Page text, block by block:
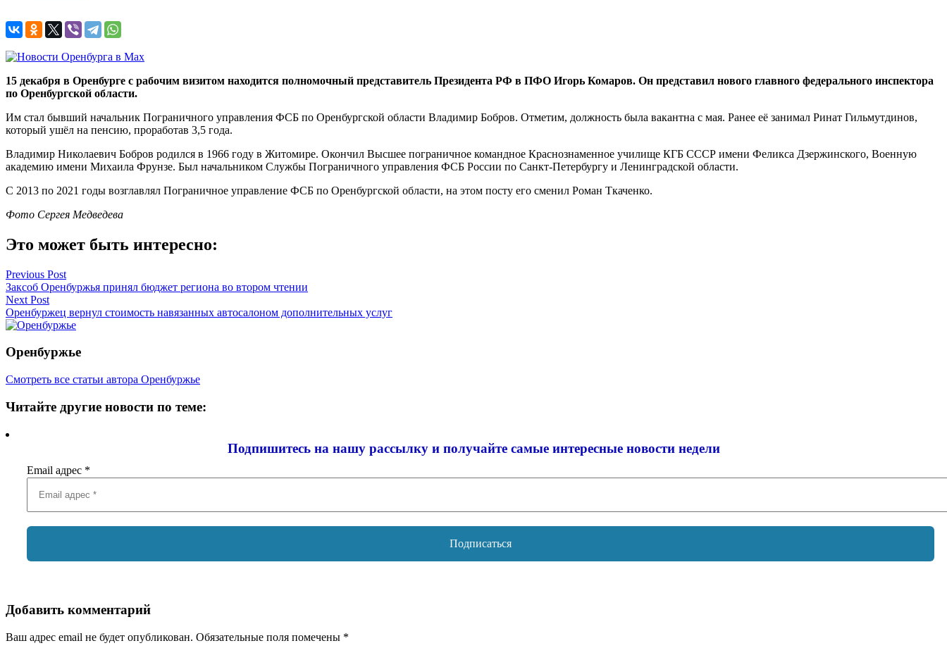
15 декабря в Оренбурге с рабочим визитом находится полномочный представитель Президента РФ в ПФО Игорь Комаров. Он представил нового главного федерального инспектора
по Оренбургской области.
Им стал бывший начальник Пограничного управления ФСБ по Оренбургской области Владимир Бобров. Отметим, должность была вакантна с мая. Ранее её занимал Ринат Гильмутдинов,
который ушёл на пенсию, проработав 3,5 года.
Владимир Николаевич Бобров родился в 1966 году в Житомире. Окончил Высшее пограничное командное Краснознаменное училище КГБ СССР имени Феликса Дзержинского, Военную
академию имени Михаила Фрунзе. Был начальником Службы Пограничного управления ФСБ России по Санкт-Петербургу и Ленинградской области.
С 2013 по 2021 годы возглавлял Пограничное управление ФСБ по Оренбургской области, на этом посту его сменил Роман Ткаченко.
Фото Сергея Медведева
Это может быть интересно:
Навигация
по
записям
Previous Post
Заксоб Оренбуржья принял бюджет региона во втором чтении
Next Post
Оренбуржец вернул стоимость навязанных автосалоном дополнительных услуг
Оренбуржье
Смотреть все статьи автора Оренбуржье
Читайте другие новости по теме:
Подпишитесь на нашу рассылку и получайте самые интересные новости недели
Email адрес *
Добавить комментарий
Ваш адрес email не будет опубликован. Обязательные поля помечены *